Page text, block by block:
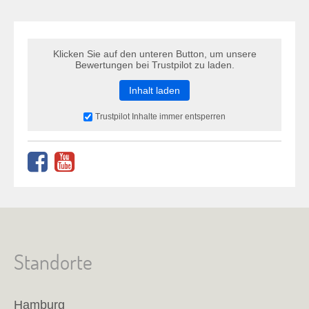
Klicken Sie auf den unteren Button, um unsere
Bewertungen bei Trustpilot zu laden.
Inhalt laden
Trustpilot Inhalte immer entsperren
Standorte
Hamburg